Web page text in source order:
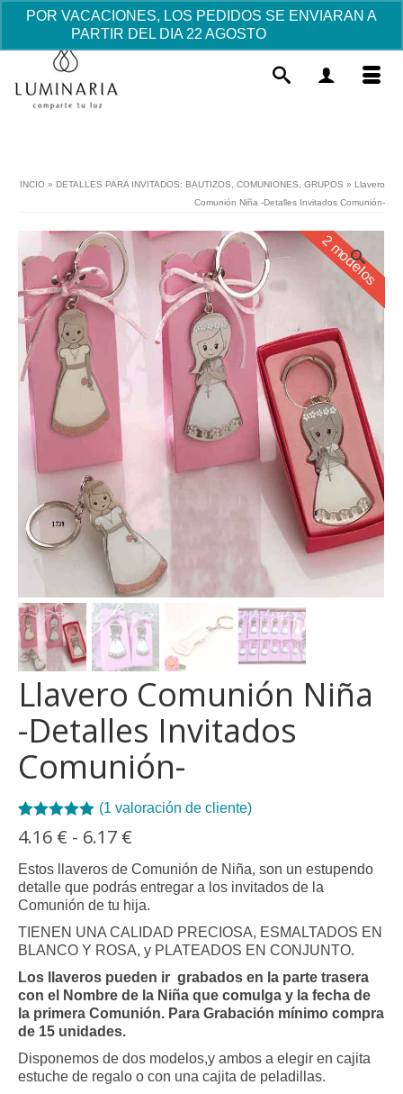
POR VACACIONES, LOS PEDIDOS SE ENVIARAN A
PARTIR DEL DIA 22 AGOSTO
INCIO » DETALLES PARA INVITADOS: BAUTIZOS, COMUNIONES, GRUPOS » Llavero
Comunión Niña -Detalles Invitados Comunión-
2 modelos
Llavero Comunión Niña
-Detalles Invitados
Comunión-
Valorado con
5.00 de 5 en
1
valoración de
un cliente
(1 valoración de cliente)
4.16 € - 6.17 €
precios:
desde
4.16 €
hasta
6.17 €
Estos llaveros de Comunión de Niña, son un estupendo
detalle que podrás entregar a los invitados de la
Comunión de tu hija.
TIENEN UNA CALIDAD PRECIOSA, ESMALTADOS EN
BLANCO Y ROSA, y PLATEADOS EN CONJUNTO.
Los llaveros pueden ir grabados en la parte trasera
con el Nombre de la Niña que comulga y la fecha de
la primera Comunión. Para Grabación mínimo compra
de 15 unidades.
Disponemos de dos modelos,y ambos a elegir en cajita
estuche de regalo o con una cajita de peladillas.
Taza Mug "El mejor Papá" - Sola
14.55€